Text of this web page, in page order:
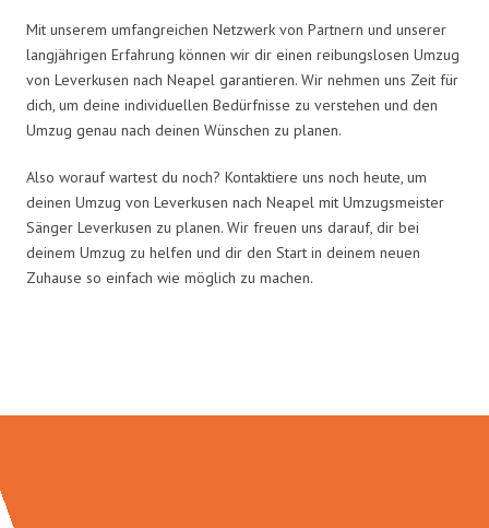
Mit unserem umfangreichen Netzwerk von Partnern und unserer
langjährigen Erfahrung können wir dir einen reibungslosen Umzug
von Leverkusen nach Neapel garantieren. Wir nehmen uns Zeit für
dich, um deine individuellen Bedürfnisse zu verstehen und den
Umzug genau nach deinen Wünschen zu planen.
Also worauf wartest du noch? Kontaktiere uns noch heute, um
deinen Umzug von Leverkusen nach Neapel mit Umzugsmeister
Sänger Leverkusen zu planen. Wir freuen uns darauf, dir bei
deinem Umzug zu helfen und dir den Start in deinem neuen
Zuhause so einfach wie möglich zu machen.